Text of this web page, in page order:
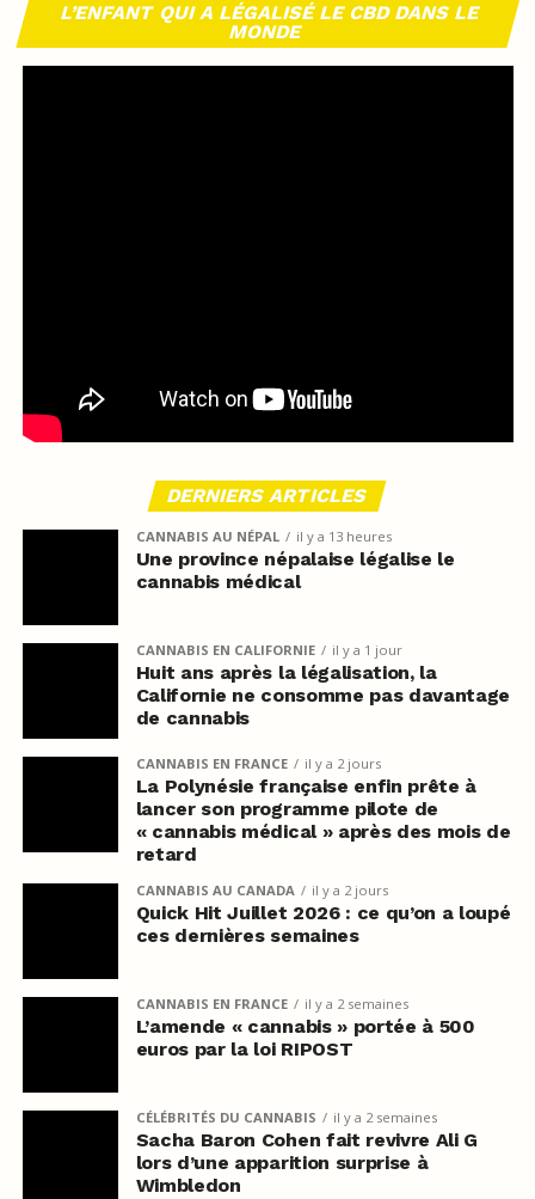
L’ENFANT QUI A LÉGALISÉ LE CBD DANS LE
MONDE
DERNIERS ARTICLES
CANNABIS AU NÉPAL il y a 13 heures
Une province népalaise légalise le
cannabis médical
CANNABIS EN CALIFORNIE il y a 1 jour
Huit ans après la légalisation, la
Californie ne consomme pas davantage
de cannabis
CANNABIS EN FRANCE il y a 2 jours
La Polynésie française enfin prête à
lancer son programme pilote de
« cannabis médical » après des mois de
retard
CANNABIS AU CANADA il y a 2 jours
Quick Hit Juillet 2026 : ce qu’on a loupé
ces dernières semaines
CANNABIS EN FRANCE il y a 2 semaines
L’amende « cannabis » portée à 500
euros par la loi RIPOST
CÉLÉBRITÉS DU CANNABIS il y a 2 semaines
Sacha Baron Cohen fait revivre Ali G
lors d’une apparition surprise à
Wimbledon